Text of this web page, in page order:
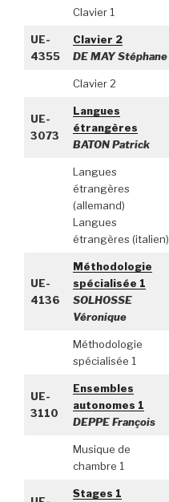
Clavier 1
UE-
4355
Clavier 2
DE MAY Stéphane
Clavier 2
UE-
3073
Langues
étrangères
BATON Patrick
Langues
étrangères
(allemand)
Langues
étrangères (italien)
UE-
4136
Méthodologie
spécialisée 1
SOLHOSSE
Véronique
Méthodologie
spécialisée 1
UE-
3110
Ensembles
autonomes 1
DEPPE François
Musique de
chambre 1
Stages 1